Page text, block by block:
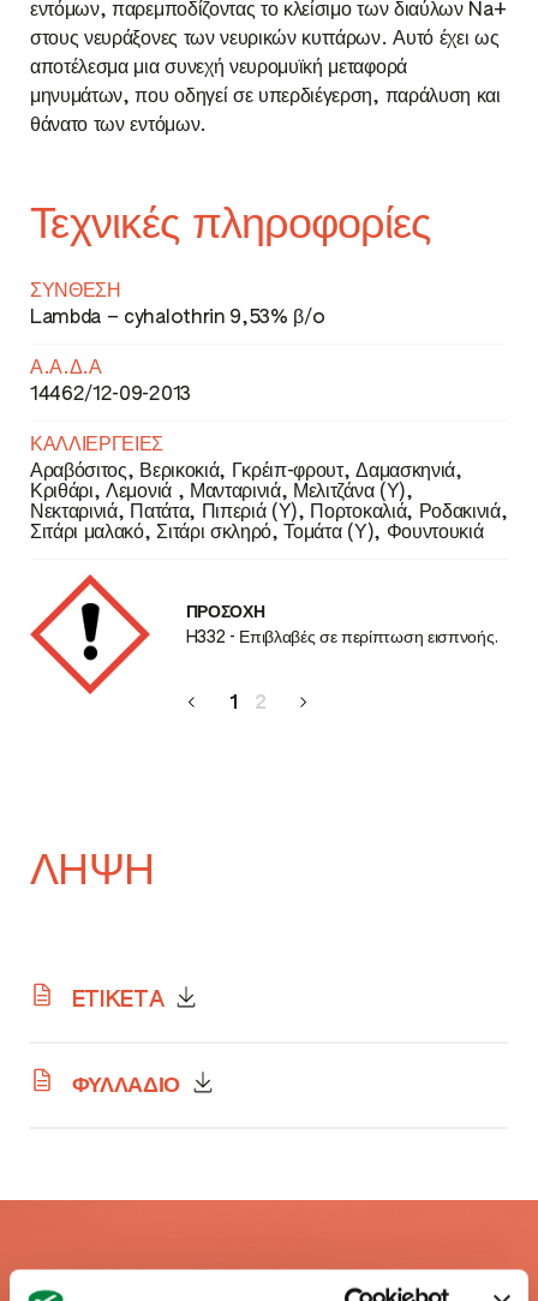
εντόμων, παρεμποδίζοντας το κλείσιμο των διαύλων Na+
στους νευράξονες των νευρικών κυττάρων. Αυτό έχει ως
αποτέλεσμα μια συνεχή νευρομυϊκή μεταφορά
μηνυμάτων, που οδηγεί σε υπερδιέγερση, παράλυση και
θάνατο των εντόμων.
Τεχνικές πληροφορίες
ΣΎΝΘΕΣΗ
Lambda – cyhalothrin 9,53% β/o
Α.Α.Δ.Α
14462/12-09-2013
ΚΑΛΛΙΈΡΓΕΙΕΣ
Αραβόσιτος, Βερικοκιά, Γκρέιπ-φρουτ, Δαμασκηνιά,
Κριθάρι, Λεμονιά , Μανταρινιά, Μελιτζάνα (Υ),
Νεκταρινιά, Πατάτα, Πιπεριά (Υ), Πορτοκαλιά, Ροδακινιά,
Σιτάρι μαλακό, Σιτάρι σκληρό, Τομάτα (Υ), Φουντουκιά
ΠΡΟΣΟΧΗ
H332 - Επιβλαβές σε περίπτωση εισπνοής.
1 2
ΛΗΨΗ
ETIKETA
ΦΥΛΛΑΔΙΟ